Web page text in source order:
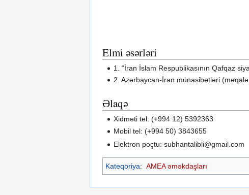
Elmi əsərləri
1. “İran İslam Respublikasının Qafqaz
2. Azərbaycan-İran münasibətləri
Əlaqə
Xidməti tel: (+994 12) 5392363
Mobil tel: (+994 50) 3843655
Elektron poçtu: subhantalibli@gmail.com
Kateqoriya: AMEA əməkdaşları